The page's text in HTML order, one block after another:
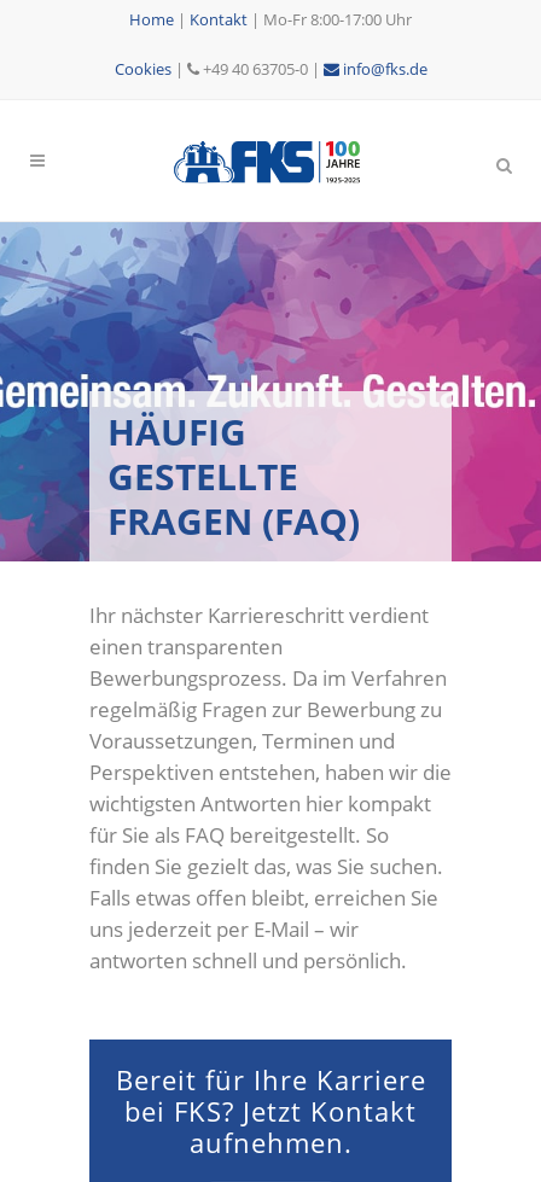
Home | Kontakt | Mo-Fr 8:00-17:00 Uhr
Cookies| +49 40 63705-0 | info@fks.de
HÄUFIG
GESTELLTE
FRAGEN (FAQ)
Ihr nächster Karriereschritt verdient
einen transparenten
Bewerbungsprozess. Da im Verfahren
regelmäßig Fragen zur Bewerbung zu
Voraussetzungen, Terminen und
Perspektiven entstehen, haben wir die
wichtigsten Antworten hier kompakt
für Sie als FAQ bereitgestellt. So
finden Sie gezielt das, was Sie suchen.
Falls etwas offen bleibt, erreichen Sie
uns jederzeit per E-Mail – wir
antworten schnell und persönlich.
Bereit für Ihre Karriere
bei FKS? Jetzt Kontakt
aufnehmen.